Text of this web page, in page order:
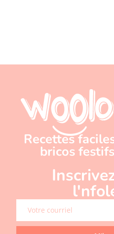
Recettes
bricos festifs